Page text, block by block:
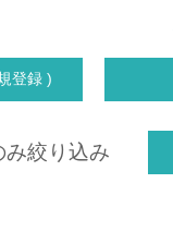
登録 )
み絞り込み